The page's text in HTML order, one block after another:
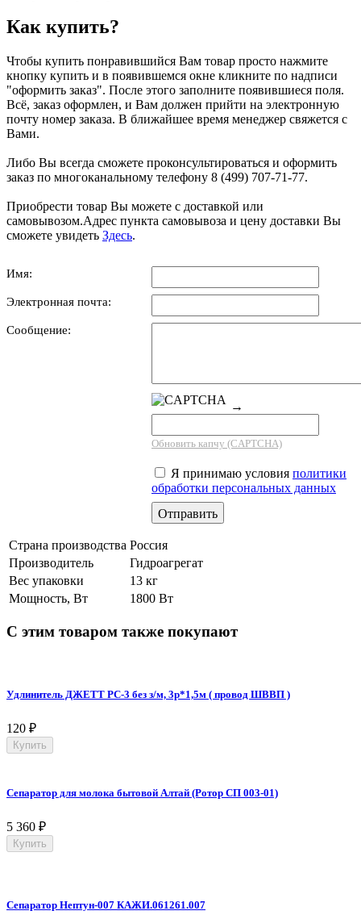
Как купить?
Чтобы купить понравившийся Вам товар просто нажмите
кнопку купить и в появившемся окне кликните по надписи
"оформить заказ". После этого заполните появившиеся поля.
Всё, заказ оформлен, и Вам должен прийти на электронную
почту номер заказа. В ближайшее время менеджер свяжется с
Вами.
Либо Вы всегда сможете проконсультироваться и оформить
заказ по многоканальному телефону 8 (499) 707-71-77.
Приобрести товар Вы можете с доставкой или
самовывозом.Адрес пункта самовывоза и цену доставки Вы
сможете увидеть Здесь.
Имя:
Электронная почта:
Сообщение:
→
Обновить капчу (CAPTCHA)
Я принимаю условия политики
обработки персональных данных
Страна производства Россия
Производитель
Гидроагрегат
Вес упаковки
13 кг
Мощность, Вт
1800 Вт
С этим товаром также покупают
Удлинитель ДЖЕТТ РС-3 без з/м, 3р*1,5м ( провод ШВВП )
120 ₽
Купить
Сепаратор для молока бытовой Алтай (Ротор СП 003-01)
5 360 ₽
Купить
Сепаратор Нептун-007 КАЖИ.061261.007